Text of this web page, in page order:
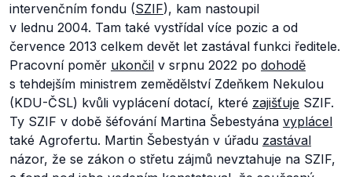
intervenčním fondu (SZIF), kam nastoupil
v lednu 2004. Tam také vystřídal více pozic a od
července 2013 celkem devět let zastával funkci ředitele.
Pracovní poměr ukončil v srpnu 2022 po dohodě
s tehdejším ministrem zemědělství Zdeňkem Nekulou
(KDU-ČSL) kvůli vyplácení dotací, které zajišťuje SZIF.
Ty SZIF v době šéfování Martina Šebestyána vyplácel
také Agrofertu. Martin Šebestyán v úřadu zastával
názor, že se zákon o střetu zájmů nevztahuje na SZIF,